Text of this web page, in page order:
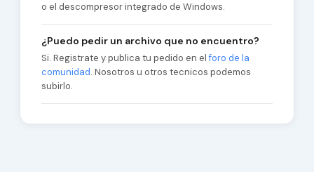
o el descompresor integrado de Windows.
¿Puedo pedir un archivo que no encuentro?
Si. Registrate y publica tu pedido en elforo de la
comunidad. Nosotros u otros tecnicos podemos
subirlo.